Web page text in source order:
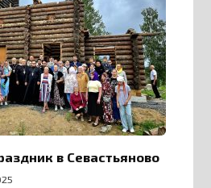
в Севастьяново